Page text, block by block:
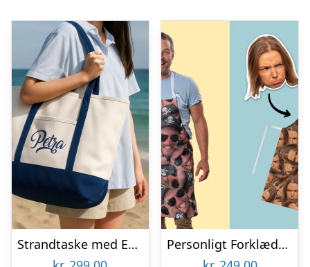
Strandtaske med Eget Design
Personligt Forklæde med Billede – Multiface